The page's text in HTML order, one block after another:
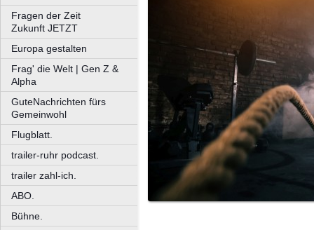
Fragen der Zeit
Zukunft JETZT
Europa gestalten
Frag' die Welt | Gen Z &
Alpha
GuteNachrichten fürs
Gemeinwohl
Flugblatt.
trailer-ruhr podcast.
trailer zahl-ich.
ABO.
Bühne.